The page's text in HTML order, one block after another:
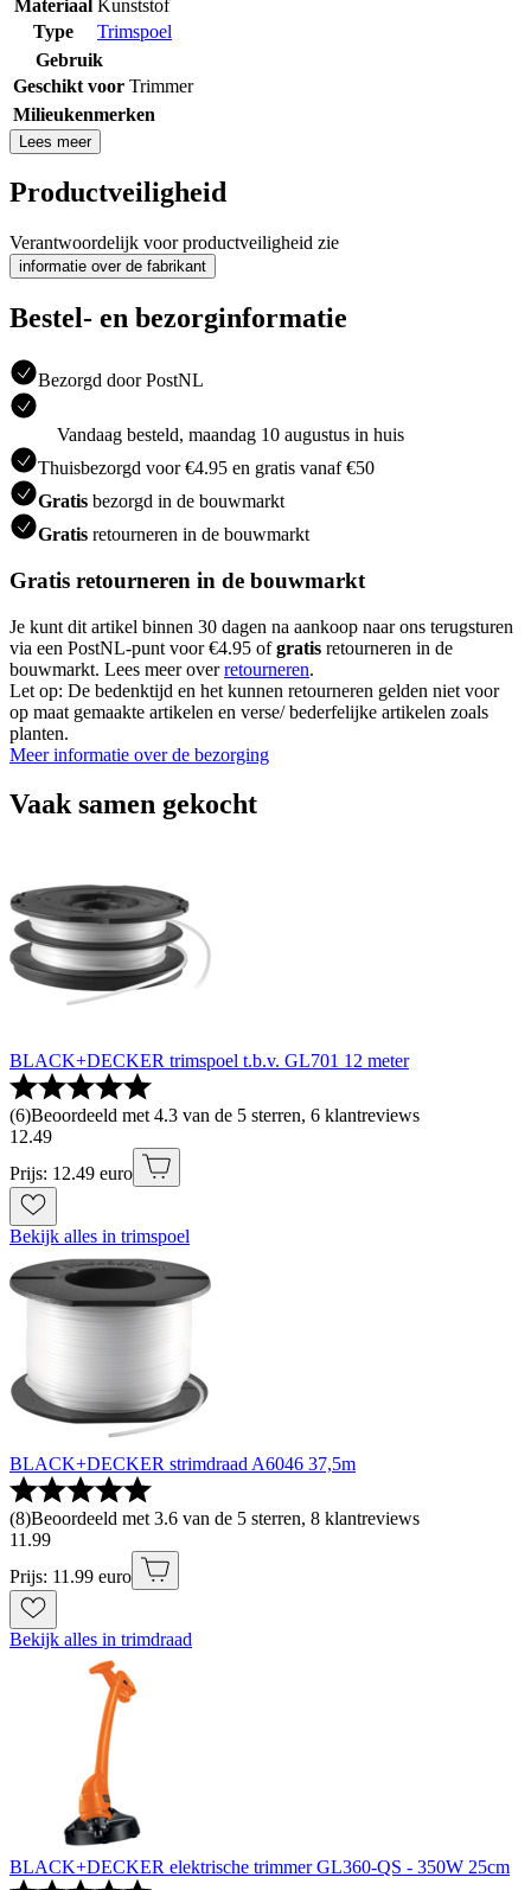
Materiaal
Kunststof
Type
Trimspoel
Gebruik
Geschikt voor Trimmer
Milieukenmerken
Lees meer
Productveiligheid
Verantwoordelijk voor productveiligheid zie
informatie over de fabrikant
Bestel- en bezorginformatie
Bezorgd door PostNL
Vandaag besteld, maandag 10 augustus in huis
Thuisbezorgd voor €4.95 en gratis vanaf €50
Gratis bezorgd in de bouwmarkt
Gratis retourneren in de bouwmarkt
Gratis retourneren in de bouwmarkt
Je kunt dit artikel binnen 30 dagen na aankoop naar ons terugsturen
via een PostNL-punt voor €4.95 ofgratis retourneren in de
bouwmarkt. Lees meer overretourneren.
Let op: De bedenktijd en het kunnen retourneren gelden niet voor
op maat gemaakte artikelen en verse/ bederfelijke artikelen zoals
planten.
Meer informatie over de bezorging
Vaak samen gekocht
BLACK+DECKER trimspoel t.b.v. GL701 12 meter
(6)Beoordeeld met 4.3 van de 5 sterren, 6 klantreviews
12.49
Prijs: 12.49 euro
Bekijk alles in trimspoel
BLACK+DECKER strimdraad A6046 37,5m
(8)Beoordeeld met 3.6 van de 5 sterren, 8 klantreviews
11 .99
Prijs: 11.99 euro
Bekijk alles in trimdraad
BLACK+DECKER elektrische trimmer GL360-QS - 350W 25cm